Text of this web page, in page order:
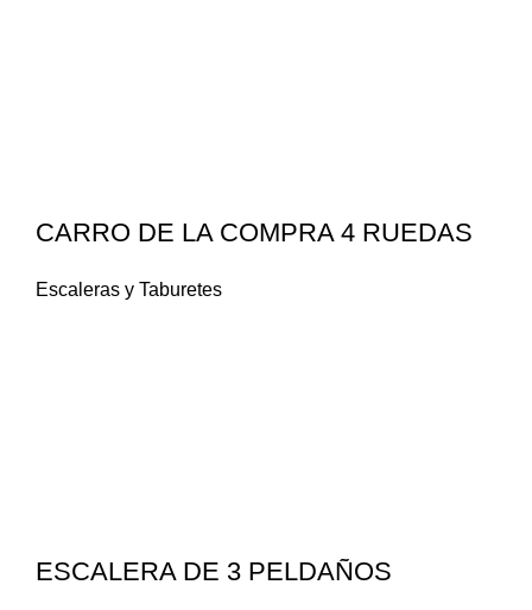
CARRO DE LA COMPRA 4 RUEDAS
Escaleras y Taburetes
ESCALERA DE 3 PELDAÑOS